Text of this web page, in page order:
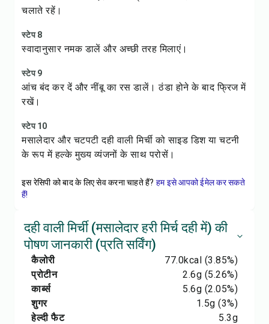
चलाते रहें।
स्टेप 8
स्वादानुसार नमक डालें और अच्छी तरह मिलाएं।
स्टेप 9
आंच बंद कर दें और नींबू का रस डालें। ठंडा होने के बाद फ्रिज में
रखें।
स्टेप 10
मसालेदार और चटपटी दही वाली मिर्ची को साइड डिश या चटनी
के रूप में हल्के मुख्य व्यंजनों के साथ परोसें।
इस रेसिपी को बाद के लिए सेव करना चाहते हैं? हम इसे आपको ईमेल कर सकते
हैं!
दही वाली मिर्ची (मसालेदार हरी मिर्च दही में) की
पोषण जानकारी (प्रति सर्विंग)
कैलोरी 77.0kcal (3.85%)
प्रोटीन
2.6g (5.26%)
कार्ब्स
5.6g (2.05%)
शुगर
1.5g (3%)
हेल्दी फैट
5.3g